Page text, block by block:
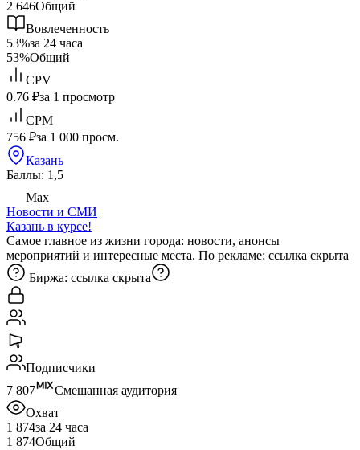
2 646Общий
Вовлеченность
53%за 24 часа
53%Общий
CPV
0.76 ₽за 1 просмотр
CPM
756 ₽за 1 000 просм.
Казань
Баллы: 1,5
Max
Новости и СМИ
Казань в курсе!
Самое главное из жизни города: новости, анонсы
мероприятий и интересные места. По рекламе: ссылка скрыта
Биржа: ссылка скрыта
Подписчики
7 807
Смешанная аудитория
Охват
1 874за 24 часа
1 874Общий